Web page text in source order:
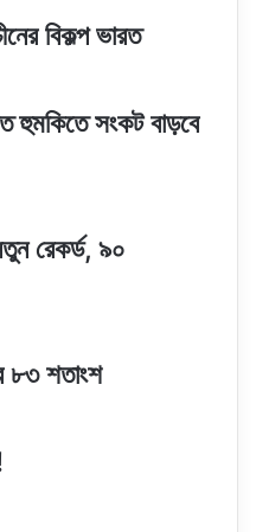
বিকল্প ভারত
হুমকিতে সংকট বাড়বে
রেকর্ড, ৯০
৮৩ শতাংশ